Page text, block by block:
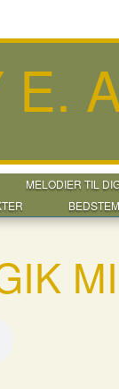
E.
MELODIER TIL